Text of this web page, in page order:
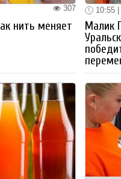
307
нить меняет
10:55 |
Малик